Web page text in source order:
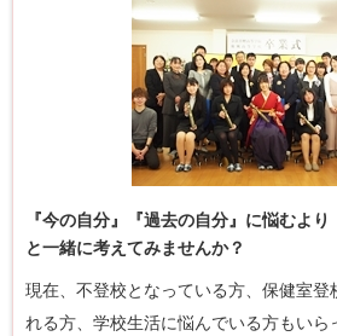
『今の自分』『過去の自分』に悩むよ
と一緒に考えてみませんか？
現在、不登校となっている方、保健室登
れる方、学校生活に悩んでいる方もいら